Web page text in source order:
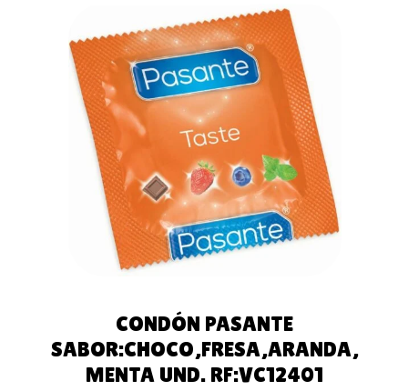
AÑADIR AL
CARRITO
CONDÓN PASANTE
SABOR:CHOCO,FRESA,ARANDA,
MENTA UND. RF:VC12401